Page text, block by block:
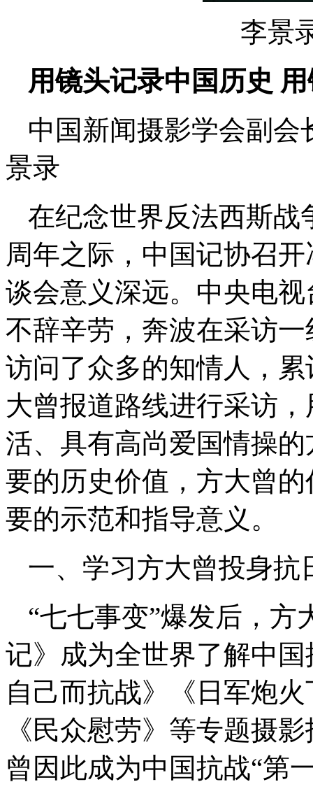
李景
用镜头记录中国历史
中国新闻摄影学会副
景录
在纪念世界反法西斯战
周年之际，中国记协召
谈会意义深远。中央电
不辞辛劳，奔波在采访
访问了众多的知情人，
大曾报道路线进行采访
活、具有高尚爱国情操
要的历史价值，方大曾
要的示范和指导意义。
一、学习方大曾投身抗
“七七事变”爆发后，
记》成为全世界了解中
自己而抗战》《日军炮
《民众慰劳》等专题摄
曾因此成为中国抗战“第